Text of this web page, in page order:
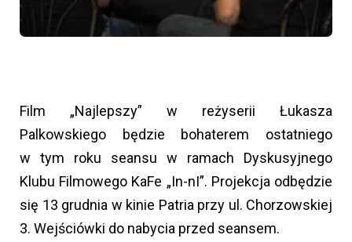
Film „Najlepszy” w reżyserii Łukasza
Palkowskiego będzie bohaterem ostatniego
w tym roku seansu w ramach Dyskusyjnego
Klubu Filmowego KaFe „In-nI”. Projekcja odbędzie
się 13 grudnia w kinie Patria przy ul. Chorzowskiej
3. Wejściówki do nabycia przed seansem.